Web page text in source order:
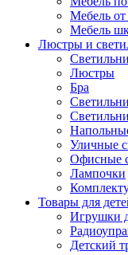
Мебель от
Мебель
Люстры и
Люстры
Бра
Уличные
Офисные
Лампочки
Товары для
Игрушки
Детский